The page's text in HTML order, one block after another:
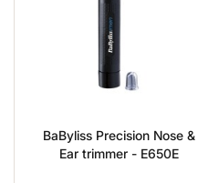
BaByliss Precision Nose &
Ear trimmer - E650E